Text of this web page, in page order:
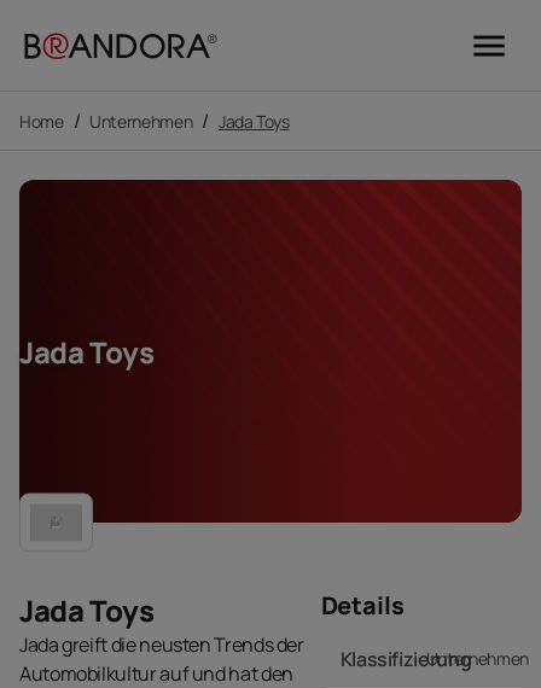
menu
Home / Unternehmen / Jada Toys
Jada Toys
Jada Toys
Jada greift die neusten Trends der
Automobilkultur auf und hat den
Details
KlassifizierungUnternehmen